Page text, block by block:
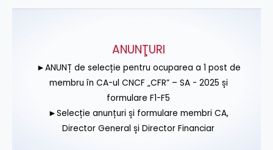
ANUNŢURI
►ANUNȚ de selecție pentru ocuparea a 1 post de
membru în CA-ul CNCF „CFR” – SA - 2025 și
formulare F1-F5
►Selecție anunțuri și formulare membri CA,
Director General și Director Financiar